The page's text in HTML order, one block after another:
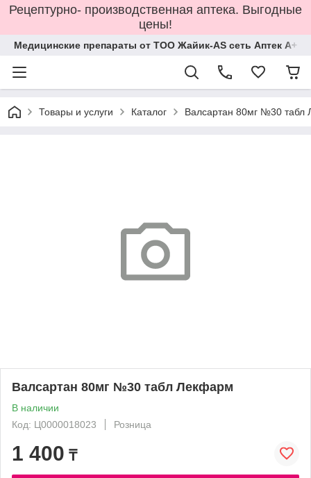
Рецептурно- производственная аптека. Выгодные
цены!
Медицинские препараты от ТОО Жайик-AS сеть Аптек А+
Товары и услуги Каталог Валсартан 80мг №30 табл
Валсартан 80мг №30 табл Лекфарм
В наличии
Код: Ц0000018023
Розница
1 400 ₸